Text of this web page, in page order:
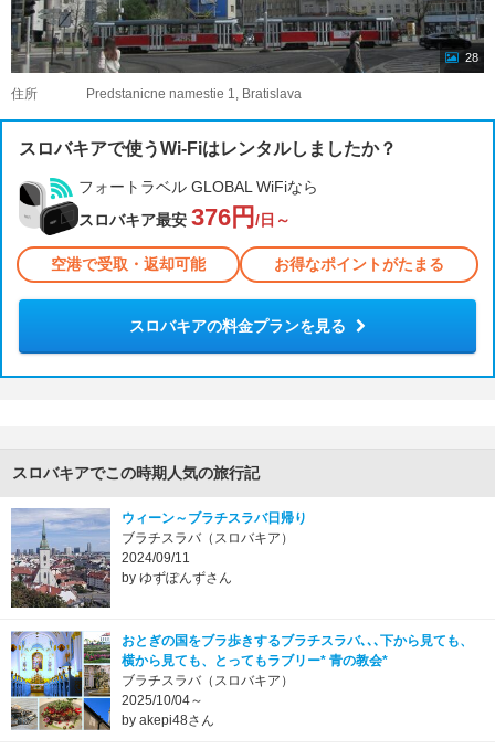
28
住所 Predstanicne namestie 1, Bratislava
スロバキアで使うWi-Fiはレンタルしましたか？
フォートラベル GLOBAL WiFiなら
スロバキア最安 376円 /日～
空港で受取・返却可能 お得なポイントがたまる
スロバキアの料金プランを見る
スロバキアでこの時期人気の旅行記
ウィーン～ブラチスラバ日帰り
ブラチスラバ（スロバキア）
2024/09/11
by ゆずぽんずさん
おとぎの国をブラ歩きするブラチスラバ､､､下から見ても、
横から見ても、とってもラブリー* 青の教会*
ブラチスラバ（スロバキア）
2025/10/04～
by akepi48さん